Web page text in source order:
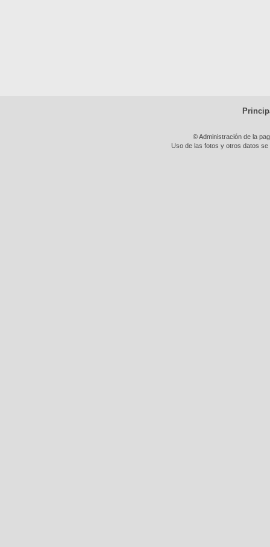
© Administración de la
Uso de las fotos y otros datos